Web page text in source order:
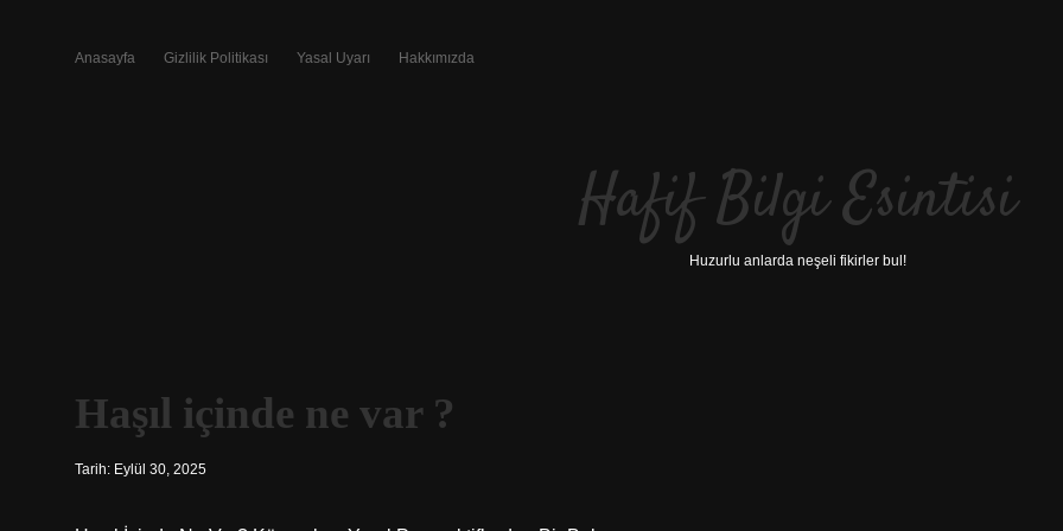
Anasayfa Gizlilik Politikası Yasal Uyarı Hakkımızda
Hafif Bilgi Esintisi
Huzurlu anlarda neşeli fikirler bul!
Haşıl içinde ne var ?
Tarih: Eylül 30, 2025